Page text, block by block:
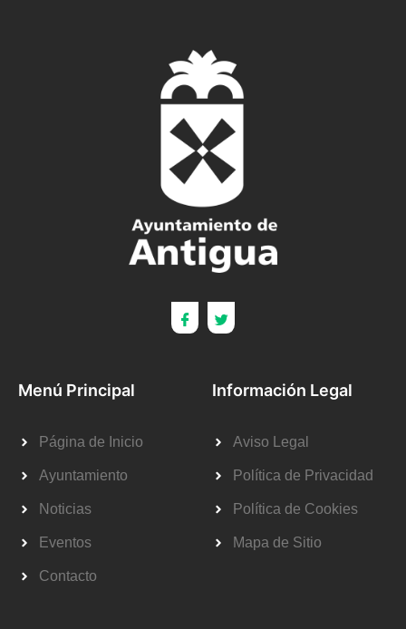
Menú Principal
Página de Inicio
Ayuntamiento
Noticias
Eventos
Contacto
Información Legal
Aviso Legal
Política de Privacidad
Política de Cookies
Mapa de Sitio